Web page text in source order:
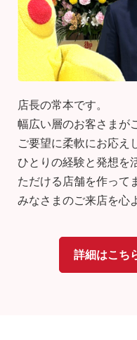
店長の常本です。
幅広い層のお客さまが
ご要望に柔軟にお応え
ひとりの経験と発想を
ただける店舗を作って
みなさまのご来店を心
詳細はこち